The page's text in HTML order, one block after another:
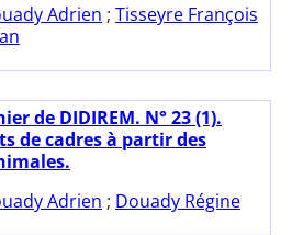
Adrien ; Tisseyre François
de DIDIREM. N° 23 (1).
de cadres à partir des
Adrien ; Douady Régine